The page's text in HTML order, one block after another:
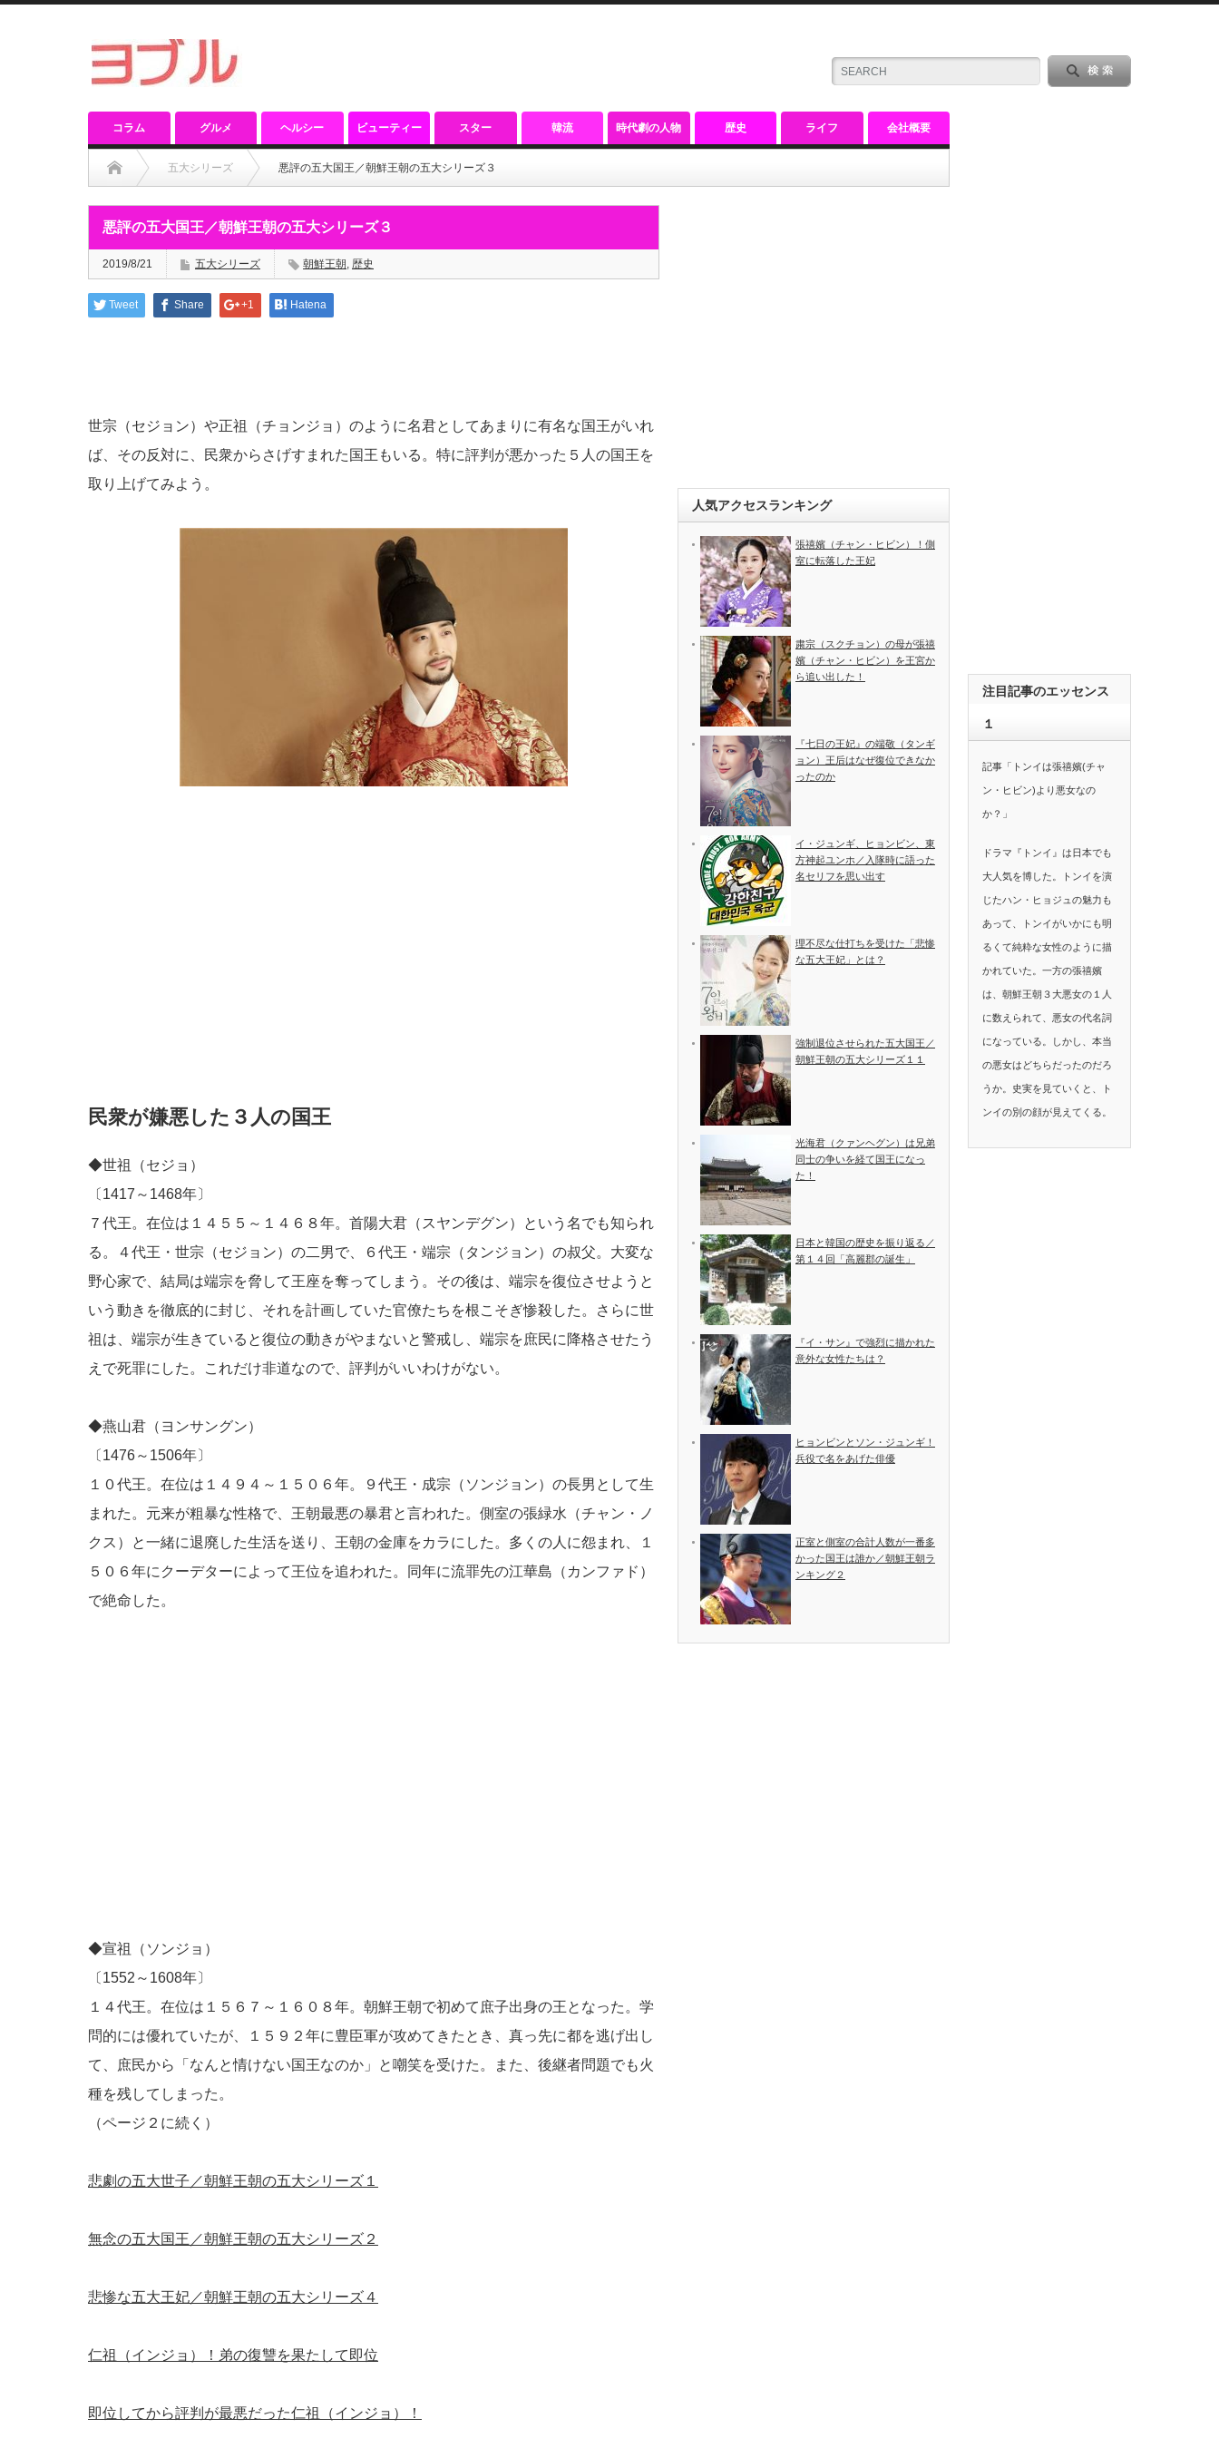
コラム グルメ ヘルシー ビューティー スター 韓流 時代劇の人物 歴史 ライフ 会社概要
五大シリーズ 悪評の五大国王／朝鮮王朝の五大シリーズ３
悪評の五大国王／朝鮮王朝の五大シリーズ３
2019/8/21 五大シリーズ 朝鮮王朝 , 歴史
Tweet Share +1 Hatena
世宗（セジョン）や正祖（チョンジョ）のように名君としてあまりに有名な国王がいれ
ば、その反対に、民衆からさげすまれた国王もいる。特に評判が悪かった５人の国王を
取り上げてみよう。
民衆が嫌悪した３人の国王
◆世祖（セジョ）
〔1417～1468年〕
７代王。在位は１４５５～１４６８年。首陽大君（スヤンデグン）という名でも知られ
る。４代王・世宗（セジョン）の二男で、６代王・端宗（タンジョン）の叔父。大変な
野心家で、結局は端宗を脅して王座を奪ってしまう。その後は、端宗を復位させようと
いう動きを徹底的に封じ、それを計画していた官僚たちを根こそぎ惨殺した。さらに世
祖は、端宗が生きていると復位の動きがやまないと警戒し、端宗を庶民に降格させたう
えで死罪にした。これだけ非道なので、評判がいいわけがない。
◆燕山君（ヨンサングン）
〔1476～1506年〕
１０代王。在位は１４９４～１５０６年。９代王・成宗（ソンジョン）の長男として生
まれた。元来が粗暴な性格で、王朝最悪の暴君と言われた。側室の張緑水（チャン・ノ
クス）と一緒に退廃した生活を送り、王朝の金庫をカラにした。多くの人に怨まれ、１
５０６年にクーデターによって王位を追われた。同年に流罪先の江華島（カンファド）
で絶命した。
◆宣祖（ソンジョ）
〔1552～1608年〕
１４代王。在位は１５６７～１６０８年。朝鮮王朝で初めて庶子出身の王となった。学
問的には優れていたが、１５９２年に豊臣軍が攻めてきたとき、真っ先に都を逃げ出し
て、庶民から「なんと情けない国王なのか」と嘲笑を受けた。また、後継者問題でも火
種を残してしまった。
（ページ２に続く）
悲劇の五大世子／朝鮮王朝の五大シリーズ１
無念の五大国王／朝鮮王朝の五大シリーズ２
悲惨な五大王妃／朝鮮王朝の五大シリーズ４
仁祖（インジョ）！弟の復讐を果たして即位
即位してから評判が最悪だった仁祖（インジョ）！
人気アクセスランキング
張禧嬪（チャン・ヒビン）！側
室に転落した王妃
粛宗（スクチョン）の母が張禧
嬪（チャン・ヒビン）を王宮か
ら追い出した！
『七日の王妃』の端敬（タンギ
ョン）王后はなぜ復位できなか
ったのか
イ・ジュンギ、ヒョンビン、東
方神起ユンホ／入隊時に語った
名セリフを思い出す
理不尽な仕打ちを受けた「悲惨
な五大王妃」とは？
強制退位させられた五大国王／
朝鮮王朝の五大シリーズ１１
光海君（クァンヘグン）は兄弟
同士の争いを経て国王になっ
た！
日本と韓国の歴史を振り返る／
第１４回「高麗郡の誕生」
『イ・サン』で強烈に描かれた
意外な女性たちは？
ヒョンビンとソン・ジュンギ！
兵役で名をあげた俳優
正室と側室の合計人数が一番多
かった国王は誰か／朝鮮王朝ラ
ンキング２
注目記事のエッセンス
１
記事「トンイは張禧嬪(チャ
ン・ヒビン)より悪女なの
か？」
ドラマ『トンイ』は日本でも
大人気を博した。トンイを演
じたハン・ヒョジュの魅力も
あって、トンイがいかにも明
るくて純粋な女性のように描
かれていた。一方の張禧嬪
は、朝鮮王朝３大悪女の１人
に数えられて、悪女の代名詞
になっている。しかし、本当
の悪女はどちらだったのだろ
うか。史実を見ていくと、ト
ンイの別の顔が見えてくる。